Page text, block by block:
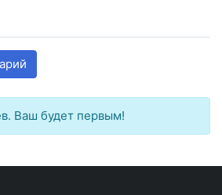
Ваш будет первым!